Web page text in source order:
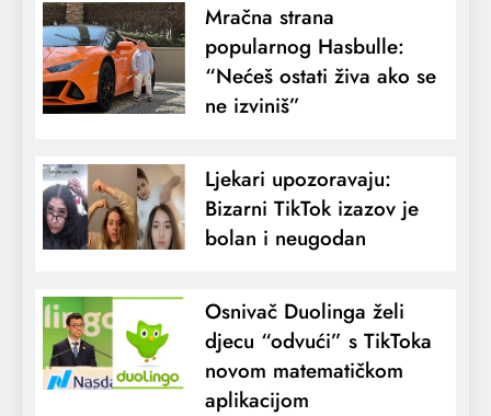
Mračna strana
popularnog Hasbulle:
“Nećeš ostati živa ako se
ne izviniš”
Ljekari upozoravaju:
Bizarni TikTok izazov je
bolan i neugodan
Osnivač Duolinga želi
djecu “odvući” s TikToka
novom matematičkom
aplikacijom